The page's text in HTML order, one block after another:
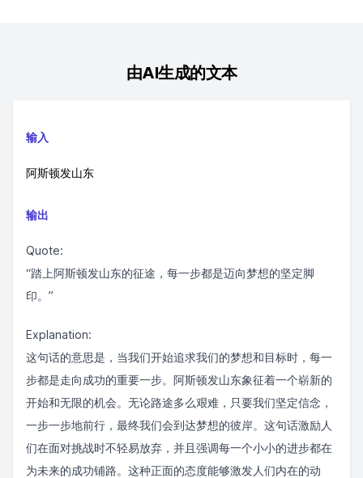
由AI生成的文本
输入
阿斯顿发山东
输出
Quote:
“踏上阿斯顿发山东的征途，每一步都是迈向梦想的坚定脚
印。”
Explanation:
这句话的意思是，当我们开始追求我们的梦想和目标时，每一
步都是走向成功的重要一步。阿斯顿发山东象征着一个崭新的
开始和无限的机会。无论路途多么艰难，只要我们坚定信念，
一步一步地前行，最终我们会到达梦想的彼岸。这句话激励人
们在面对挑战时不轻易放弃，并且强调每一个小小的进步都在
为未来的成功铺路。这种正面的态度能够激发人们内在的动